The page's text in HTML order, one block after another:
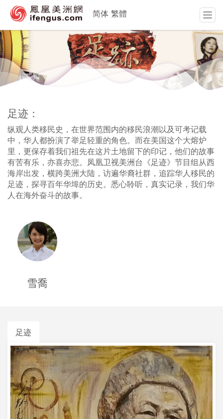
足迹：
纵观人类移民史，在世界范围内的移民浪潮以及可考记载
中，华人都扮演了举足轻重的角色。而在美国这个大熔炉
里，更保存着我们祖先在这片土地留下的印记，他们的故事
有苦有乐，亦喜亦悲。凤凰卫视美洲台《足迹》节目组从西
海岸出发，横跨美洲大陆，访遍华裔社群，追踪华人移民的
足迹，探寻百年华埠的历史。悉心聆听，真实记录，我们华
人在海外奋斗的故事。
雪喬
足迹
简体 繁體
T
o
g
g
l
e
n
g
a
t
i
o
n